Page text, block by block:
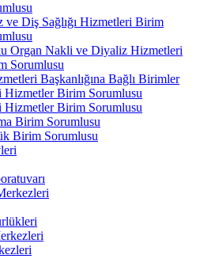
ve Diş Sağlığı Hizmetleri Birim
Organ Nakli ve Diyaliz Hizmetleri
Sorumlusu
Başkanlığına Bağlı Birimler
Hizmetler Birim Sorumlusu
Hizmetler Birim Sorumlusu
Birim Sorumlusu
Birim Sorumlusu